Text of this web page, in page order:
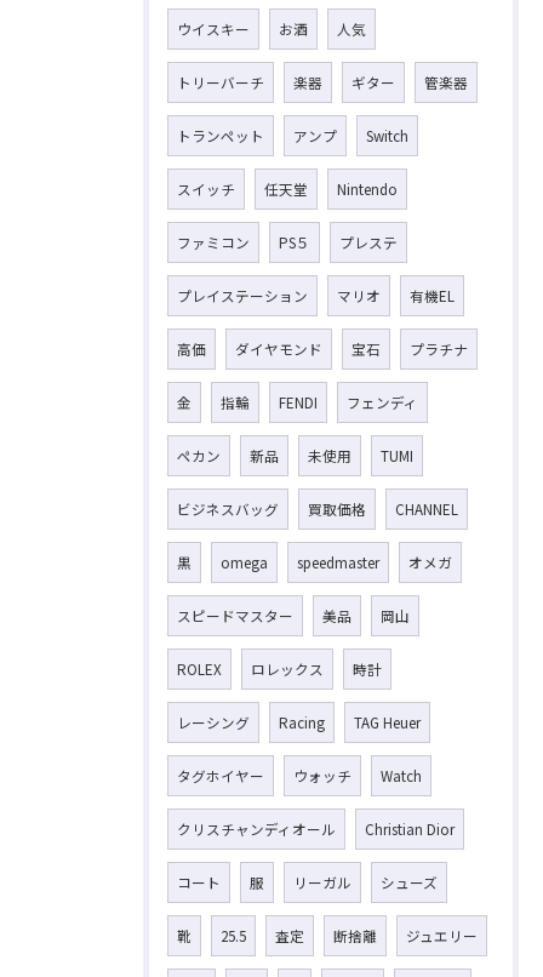
ウイスキー お酒 人気
トリーバーチ 楽器 ギター 管楽器
トランペット アンプ Switch
スイッチ 任天堂 Nintendo
ファミコン PS５ プレステ
プレイステーション マリオ 有機EL
高価 ダイヤモンド 宝石 プラチナ
金 指輪 FENDI フェンディ
ペカン 新品 未使用 TUMI
ビジネスバッグ 買取価格 CHANNEL
黒 omega speedmaster オメガ
スピードマスター 美品 岡山
ROLEX ロレックス 時計
レーシング Racing TAG Heuer
タグホイヤー ウォッチ Watch
クリスチャンディオール Christian Dior
コート 服 リーガル シューズ
靴 25.5 査定 断捨離 ジュエリー